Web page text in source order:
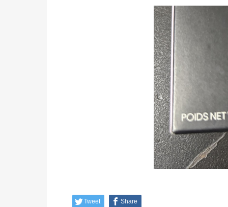
Tweet Share